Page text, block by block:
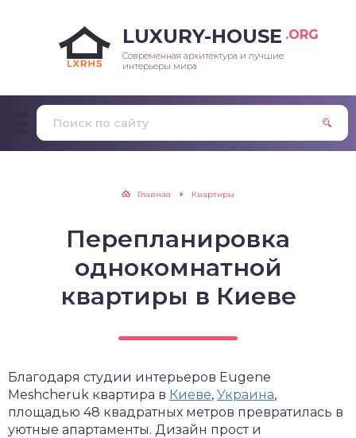
LUXURY-HOUSE .ORG
Современная архитектура и лучшие
интерьеры мира
Главная Квартиры
Перепланировка
однокомнатной
квартиры в Киеве
Благодаря студии интерьеров Eugene
Meshcheruk квартира в Киеве, Украина,
площадью 48 квадратных метров превратилась в
уютные апартаменты. Дизайн прост и